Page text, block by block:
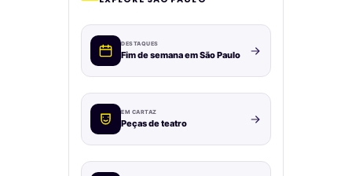
DESTAQUES
Fim de semana em São Paulo
EM CARTAZ
Peças de teatro